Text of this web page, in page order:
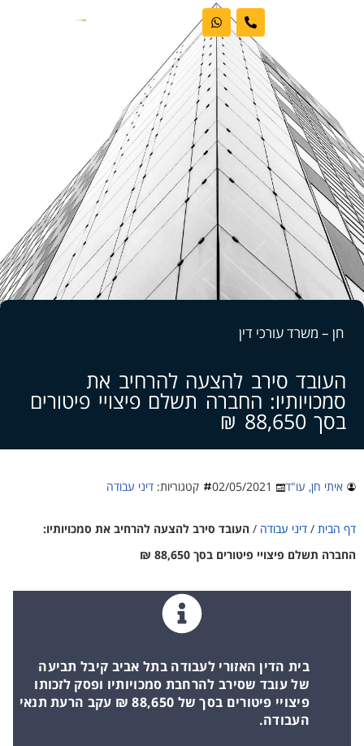
אודות המשרד
דיני עבודה
מקרקעין
פשיטות רגל
העובד סירב להצעה להרחיב את
סמכויותיו: החברה תשלם פיצויי פיטורים
בסך 88,650 ₪
חן – משרד עורכי דין
איתי חן, עו"ד 02/05/2021 קטגוריות: דיני עבודה
דף הבית / דיני עבודה / העובד סירב להצעה להרחיב את סמכויותיו:
החברה תשלם פיצויי פיטורים בסך 88,650 ₪
בית הדין האזורי לעבודה בתל אביב קיבל תביעה
של עובד שסירב להרחבת סמכויותיו ופסק לזכותו
פיצויי פיטורים בסך של 88,650 ₪ עקב הרעת תנאי
העבודה.